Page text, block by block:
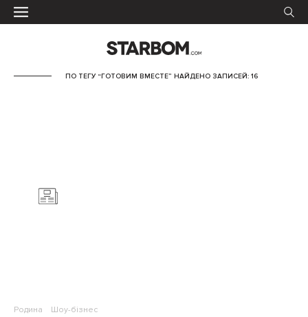
ПО ТЕГУ “ГОТОВИМ ВМЕСТЕ” НАЙДЕНО ЗАПИСЕЙ: 16
Родина Шоу-бізнес